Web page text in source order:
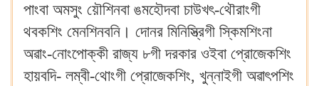
পাংবা অমসুং য়ৌশিনবা ঙমহৌদবা চাউখৎ-থৌরাংগী
থবকশিং মেনশিনবনি। দোনর মিনিস্ত্রিগী স্কিমশিংনা
অৱাং-নোংপোক্কী রাজ্য ৮গী দরকার ওইবা প্রোজেকশিং
হায়বদি- লম্বী-থোংগী প্রোজেকশিং, খুন্নাইগী অৱাৎপশিং